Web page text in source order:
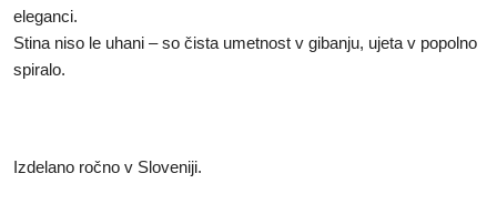
eleganci.
Stina niso le uhani – so čista umetnost v gibanju, ujeta v popolno
spiralo.
Izdelano ročno v Sloveniji.